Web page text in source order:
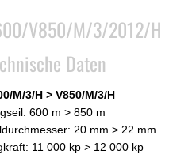
V850/M/3/2012/H
Daten
M/3/H > V850/M/3/H
600 m > 850 m
20 mm > 22 mm
11 000 kp > 12 000 kp